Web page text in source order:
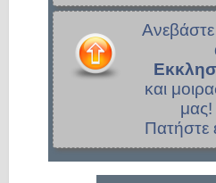
και
μας!
Πατήστε